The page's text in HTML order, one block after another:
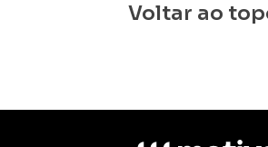
Voltar ao